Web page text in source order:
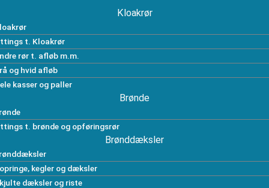
Kloakrør
t. Kloakrør
rør t. afløb m.m.
og hvid afløb
kasser og paller
Brønde
t. brønde og opføringsrør
Brønddæksler
kegler og dæksler
dæksler og riste